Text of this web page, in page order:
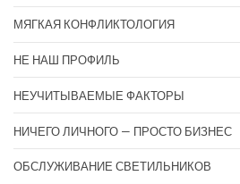
МЯГКАЯ КОНФЛИКТОЛОГИЯ
НЕ НАШ ПРОФИЛЬ
НЕУЧИТЫВАЕМЫЕ ФАКТОРЫ
НИЧЕГО ЛИЧНОГО — ПРОСТО БИЗНЕС
ОБСЛУЖИВАНИЕ СВЕТИЛЬНИКОВ